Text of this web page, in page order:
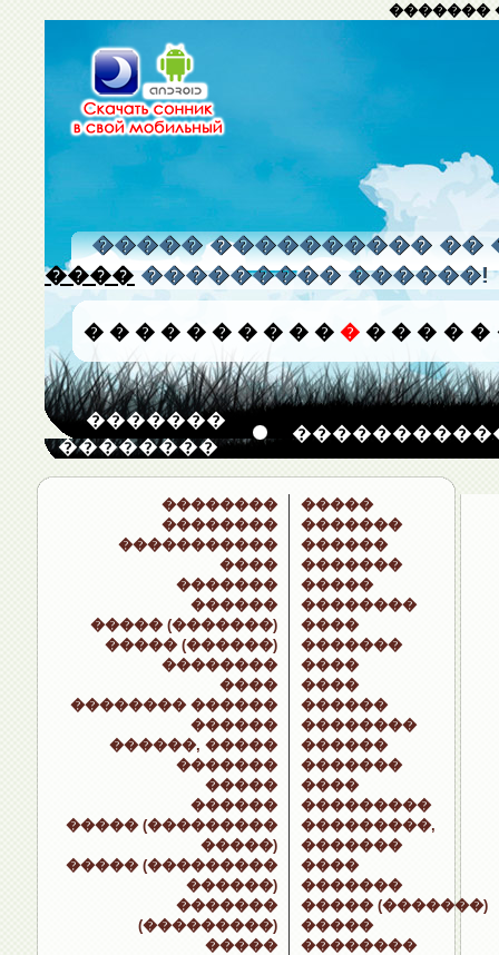
�������
����� ���������� ��
���� ��������� ������!
� � � � � � � � � � � � � � � �
�������
��������
��������
��������
�����������
����
�������
������
����� (�������)
����� (������)
��������
����
�������� ������
������
������, �����
�������
�����
������
����� (���������
�����)
����� (���������
������)
�������
(���������)
�����
�����
�������
������
�������
�����
��������
����
�������
����
����
������
��������
������
�������
����
���������
���������,
�������
����
�������
����� (�������)
�����
��������